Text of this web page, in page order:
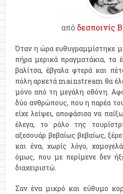
από δεσποινίς
Όταν η ώρα ευθυγραμμίστηκε
πήρα μερικά πραγματάκια, τα
βαλίτσα, έβγαλα φτερά και
πόλη αρκετά mainstream θα
μόνο από τη μεγάλη οθόνη.
δύο ανθρώπους, που η παρέα
είχε λείψει, αποφάσισα να
έλεγα, το ρόλο της
αξεσουάρ βεβαίως βεβαίως,
και ένα, χωρίς λόγο,
όμως, που με περίμενε δεν
διαχειριστώ.
Σαν ένα μικρό και εύθυμο